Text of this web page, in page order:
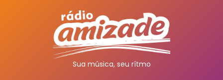
Sua música, seu rítmo